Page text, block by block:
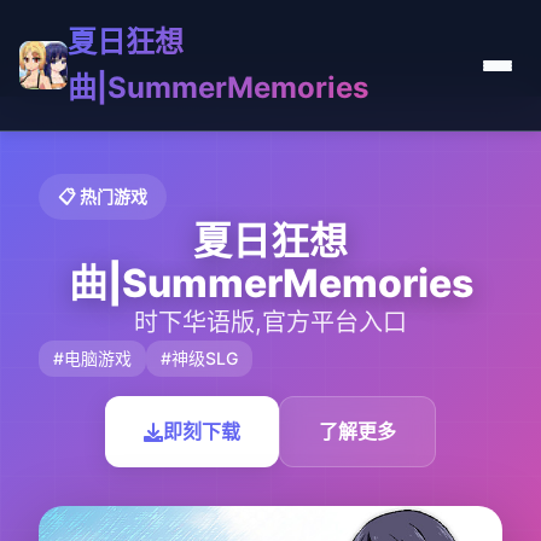
夏日狂想
曲|SummerMemories
📋 热门游戏
夏日狂想
曲|SummerMemories
时下华语版,官方平台入口
#电脑游戏 #神级SLG
即刻下载 了解更多